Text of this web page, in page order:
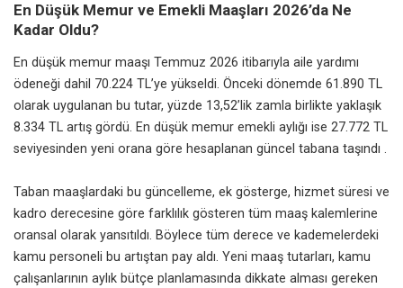
En Düşük Memur ve Emekli Maaşları 2026’da Ne
Kadar Oldu?
En düşük memur maaşı Temmuz 2026 itibarıyla aile yardımı
ödeneği dahil 70.224 TL’ye yükseldi. Önceki dönemde 61.890 TL
olarak uygulanan bu tutar, yüzde 13,52’lik zamla birlikte yaklaşık
8.334 TL artış gördü. En düşük memur emekli aylığı ise 27.772 TL
seviyesinden yeni orana göre hesaplanan güncel tabana taşındı .
Taban maaşlardaki bu güncelleme, ek gösterge, hizmet süresi ve
kadro derecesine göre farklılık gösteren tüm maaş kalemlerine
oransal olarak yansıtıldı. Böylece tüm derece ve kademelerdeki
kamu personeli bu artıştan pay aldı. Yeni maaş tutarları, kamu
çalışanlarının aylık bütçe planlamasında dikkate alması gereken